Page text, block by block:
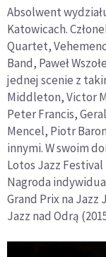
Absolwent
Katowicach.
Quartet,
Band, Paweł
jednej scenie z
Middleton, Victor
Peter Francis,
Mencel, Piotr
innymi. W swoim
Lotos Jazz Festival
Nagroda
Grand Prix na Jazz
Jazz nad Odrą